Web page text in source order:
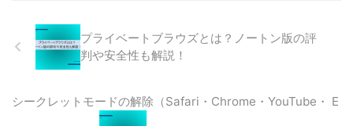
プライベートブラウズとは？ノートン版の評
判や安全性も解説！
シークレットモードの解除（Safari・Chrome・YouTube・ E